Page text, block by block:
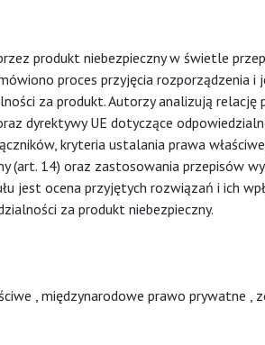
produkt niebezpieczny w świetle
proces przyjęcia rozporządzenia i
za produkt. Autorzy analizują relację
dyrektywy UE dotyczące
kryteria ustalania prawa
(art. 14) oraz zastosowania przepisów
jest ocena przyjętych rozwiązań i ich
za produkt niebezpieczny.
międzynarodowe prawo prywatne